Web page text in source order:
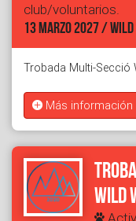
club/voluntarios.
13 MARZO 2027 / WILD
Trobada Multi-Secció
Más información
Wild